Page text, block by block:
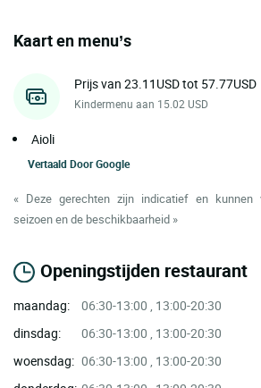
Kaart en menu’s
Prijs van 23.11USD tot 57.77USD
Kindermenu aan 15.02 USD
Aioli
Vertaald DoorGoogle
« Deze gerechten zijn indicatief en kunnen
seizoen en de beschikbaarheid »
Openingstijden restaurant
maandag:
06:30-13:00 , 13:00-20:30
dinsdag:
06:30-13:00 , 13:00-20:30
woensdag: 06:30-13:00 , 13:00-20:30